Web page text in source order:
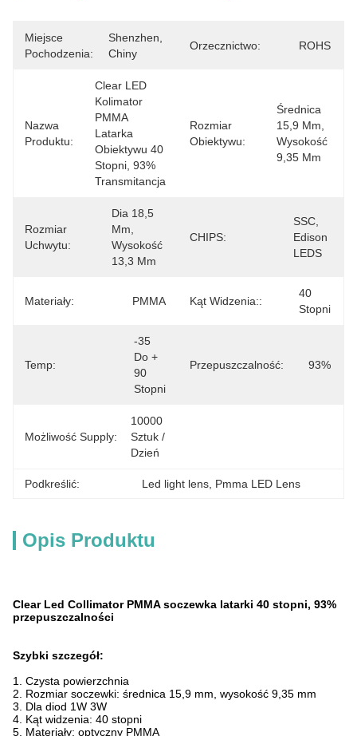
Miejsce
Pochodzenia:
Shenzhen,
Chiny
Orzecznictwo: ROHS
Nazwa
Produktu:
Clear LED
Kolimator
PMMA
Latarka
Obiektywu 40
Stopni, 93%
Transmitancja
Rozmiar
Obiektywu:
Średnica
15,9 Mm,
Wysokość
9,35 Mm
Rozmiar
Uchwytu:
Dia 18,5
Mm,
Wysokość
13,3 Mm
CHIPS:
SSC,
Edison
LEDS
Materiały: PMMA Kąt Widzenia::
40
Stopni
Temp:
-35
Do +
90
Stopni
Przepuszczalność: 93%
Możliwość Supply:
10000
Sztuk /
Dzień
Podkreślić: Led light lens Pmma LED Lens
Opis Produktu
Clear Led Collimator PMMA soczewka latarki 40 stopni, 93%
przepuszczalności
Szybki szczegół:
1. Czysta powierzchnia
2. Rozmiar soczewki: średnica 15,9 mm, wysokość 9,35 mm
3. Dla diod 1W 3W
4. Kąt widzenia: 40 stopni
5. Materiały: optyczny PMMA